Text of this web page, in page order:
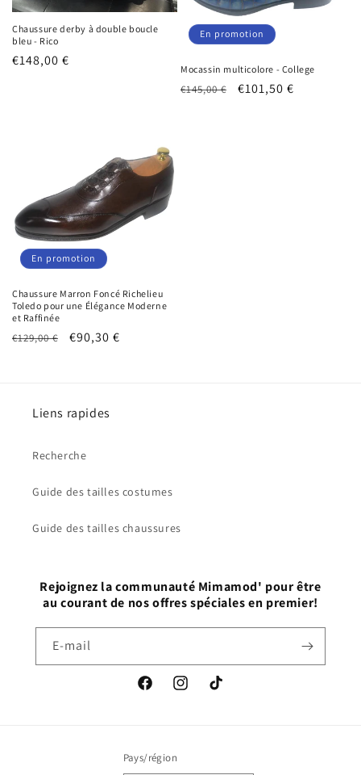
Chaussure derby à double boucle
bleu - Rico
Prix
€148,00 €
En promotion
Mocassin multicolore - College
Prix
€145,00 €
Prix
€101,50 €
En promotion
Chaussure Marron Foncé Richelieu
Toledo pour une Élégance Moderne
et Raffinée
Prix
€129,00 €
Prix
€90,30 €
Liens rapides
Recherche
Guide des tailles costumes
Guide des tailles chaussures
Rejoignez la communauté Mimamod' pour être
au courant de nos offres spéciales en premier!
E-mail
FacebookInstagramTikTok
Pays/région